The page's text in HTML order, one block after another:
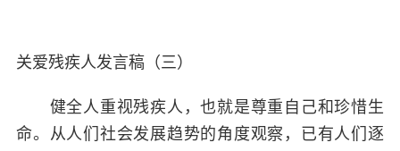
关爱残疾人发言稿（三）
健全人重视残疾人，也就是尊重自己和珍惜生
命。从人们社会发展趋势的角度观察，已有人们逐